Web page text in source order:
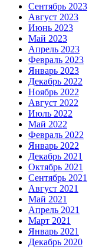
Сентябрь 2023
Август 2023
Июнь 2023
Май 2023
Апрель 2023
Февраль 2023
Январь 2023
Декабрь 2022
Ноябрь 2022
Август 2022
Июль 2022
Май 2022
Февраль 2022
Январь 2022
Декабрь 2021
Октябрь 2021
Сентябрь 2021
Август 2021
Май 2021
Апрель 2021
Март 2021
Январь 2021
Декабрь 2020